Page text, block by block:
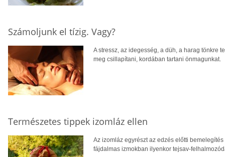
Számoljunk el tízig. Vagy?
A stressz, az idegesség, a düh, a harag tönkre
meg csillapítani, kordában tartani önmagunkat.
Természetes tippek izomláz ellen
Az izomláz egyrészt az edzés előtti
fájdalmas izmokban ilyenkor tejsav-